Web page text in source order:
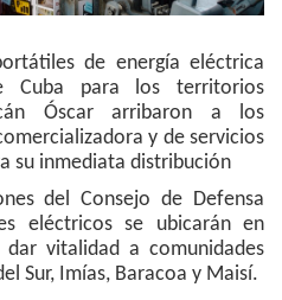
de energía eléctrica
Cuba para los territorios
Óscar arribaron a los
y de servicios
su inmediata distribución
del Consejo de Defensa
eléctricos se ubicarán en
vitalidad a comunidades
Sur, Imías, Baracoa y Maisí.